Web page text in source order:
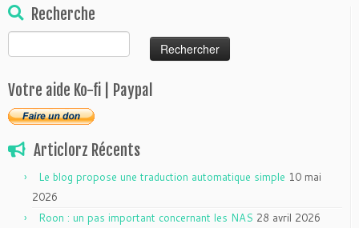
Recherche
Votre aide Ko-fi | Paypal
Articlorz Récents
Le blog propose une traduction automatique simple 10 mai
2026
Roon : un pas important concernant les NAS 28 avril 2026